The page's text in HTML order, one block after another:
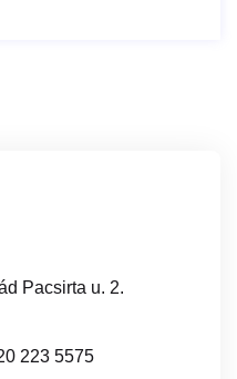
Pacsirta u. 2.
223 5575